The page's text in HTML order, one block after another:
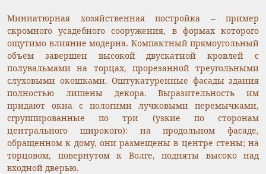
Миниатюрная хозяйственная постройка – пример
скромного усадебного сооружения, в формах которого
ощутимо влияние модерна. Компактный прямоугольный
объем завершен высокой двускатной кровлей с
полувальмами на торцах, прорезанной треугольными
слуховыми окошками. Оштукатуренные фасады здания
полностью лишены декора. Выразительность им
придают окна с пологими лучковыми перемычками,
сгруппированные по три (узкие по сторонам
центрального широкого): на продольном фасаде,
обращенном к дому, они размещены в центре стены; на
торцовом, повернутом к Волге, подняты высоко над
входной дверью.